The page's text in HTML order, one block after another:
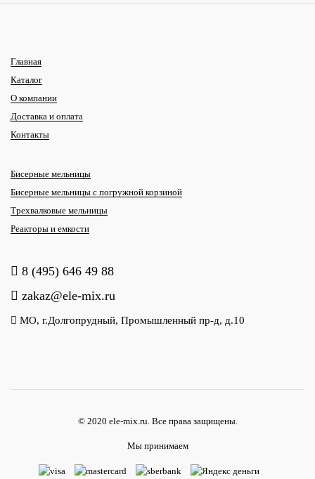
Главная
Каталог
О компании
Доставка и оплата
Контакты
Бисерные мельницы
Бисерные мельницы с погружной корзиной
Трехвалковые мельницы
Реакторы и емкости
8 (495) 646 49 88
zakaz@ele-mix.ru
МО, г.Долгопрудный, Промышленный пр-д, д.10
© 2020 ele-mix.ru. Все права защищены.
Мы принимаем